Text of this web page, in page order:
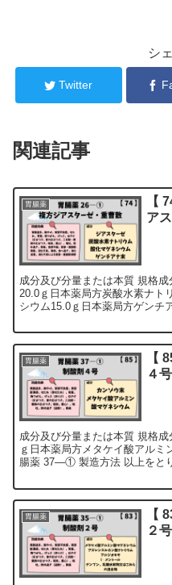
シ
Twitter
関連記事
胃腸薬
【
ア
成分及び分量または本質 規格
20.0ｇ日本薬局方炭酸水素ナト
シウム15.0ｇ日本薬局方ゲンチ
胃腸薬
【
４号
成分及び分量または本質 規格
ｇ日本薬局方メタケイ酸アルミ
腸薬 37―① 製造方法 以上をと
胃腸薬
【
２号